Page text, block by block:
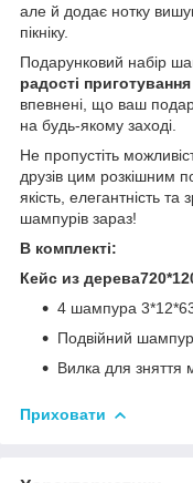
але й додає нотку
пікніку.
Подарунковий набір
радості приготування
впевнені, що ваш
на будь-якому заході.
Не пропустіть
друзів цим розкішним
якість, елегантність
шампурів зараз!
В комплекті:
Кейс из
4 шампура
Подвійний шампур
Вилка для зняття
Приховати